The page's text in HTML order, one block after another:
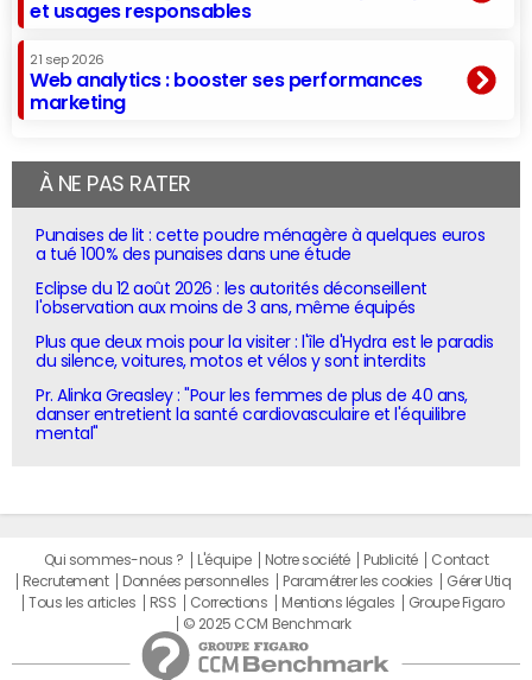
et usages responsables
21 sep 2026
Web analytics : booster ses performances
marketing
À NE PAS RATER
Punaises de lit : cette poudre ménagère à quelques euros
a tué 100% des punaises dans une étude
Eclipse du 12 août 2026 : les autorités déconseillent
l'observation aux moins de 3 ans, même équipés
Plus que deux mois pour la visiter : l'île d'Hydra est le paradis
du silence, voitures, motos et vélos y sont interdits
Pr. Alinka Greasley : "Pour les femmes de plus de 40 ans,
danser entretient la santé cardiovasculaire et l'équilibre
mental"
Qui sommes-nous ? L'équipe Notre société Publicité
Contact
Recrutement
Données personnelles Paramétrer les cookies
Gérer Utiq
Tous les articles
RSS Corrections Mentions légales
Groupe Figaro
© 2025 CCM Benchmark